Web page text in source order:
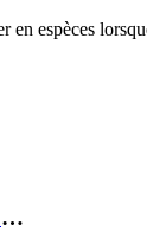
espèces
LAPTOP DELL LATITUDE 5420 I5 1135G7 16GB 256SSD 14″ FHD TACTILE